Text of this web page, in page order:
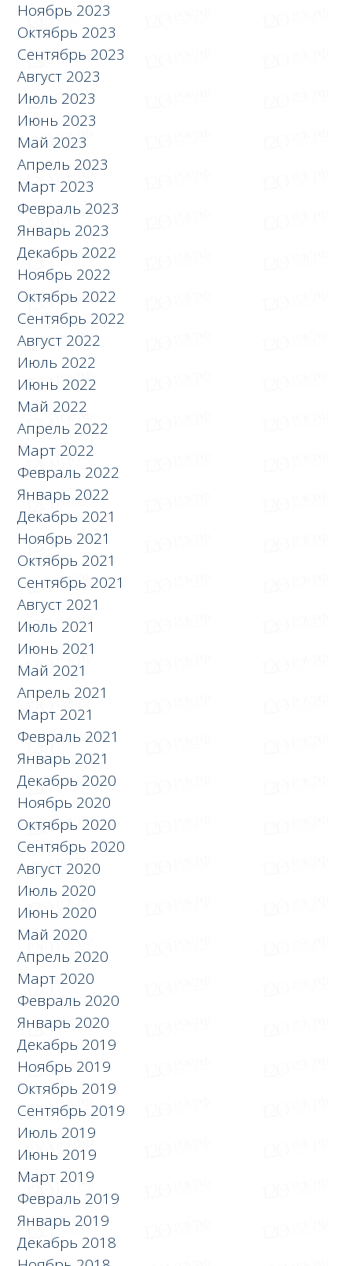
Ноябрь 2023
Октябрь 2023
Сентябрь 2023
Август 2023
Июль 2023
Июнь 2023
Май 2023
Апрель 2023
Март 2023
Февраль 2023
Январь 2023
Декабрь 2022
Ноябрь 2022
Октябрь 2022
Сентябрь 2022
Август 2022
Июль 2022
Июнь 2022
Май 2022
Апрель 2022
Март 2022
Февраль 2022
Январь 2022
Декабрь 2021
Ноябрь 2021
Октябрь 2021
Сентябрь 2021
Август 2021
Июль 2021
Июнь 2021
Май 2021
Апрель 2021
Март 2021
Февраль 2021
Январь 2021
Декабрь 2020
Ноябрь 2020
Октябрь 2020
Сентябрь 2020
Август 2020
Июль 2020
Июнь 2020
Май 2020
Апрель 2020
Март 2020
Февраль 2020
Январь 2020
Декабрь 2019
Ноябрь 2019
Октябрь 2019
Сентябрь 2019
Июль 2019
Июнь 2019
Март 2019
Февраль 2019
Январь 2019
Декабрь 2018